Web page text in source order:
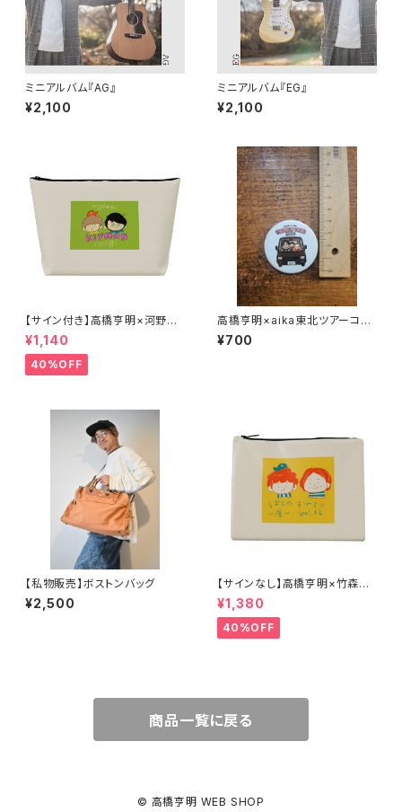
ミニアルバム『AG』
¥2,100
ミニアルバム『EG』
¥2,100
【サイン付き】高橋亨明×河野圭
佑コラボイラストポーチ
¥1,140
40%OFF
高橋亨明×aika東北ツアーコラ
ボ缶バッジ
¥700
【私物販売】ボストンバッグ
¥2,500
【サインなし】高橋亨明×竹森マ
サユキコラボイラストポーチ
¥1,380
40%OFF
商品一覧に戻る
© 高橋亨明 WEB SHOP